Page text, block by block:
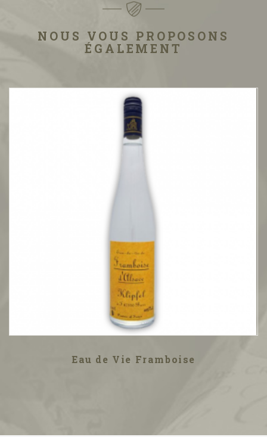
NOUS VOUS PROPOSONS
ÉGALEMENT
Eau de Vie Framboise